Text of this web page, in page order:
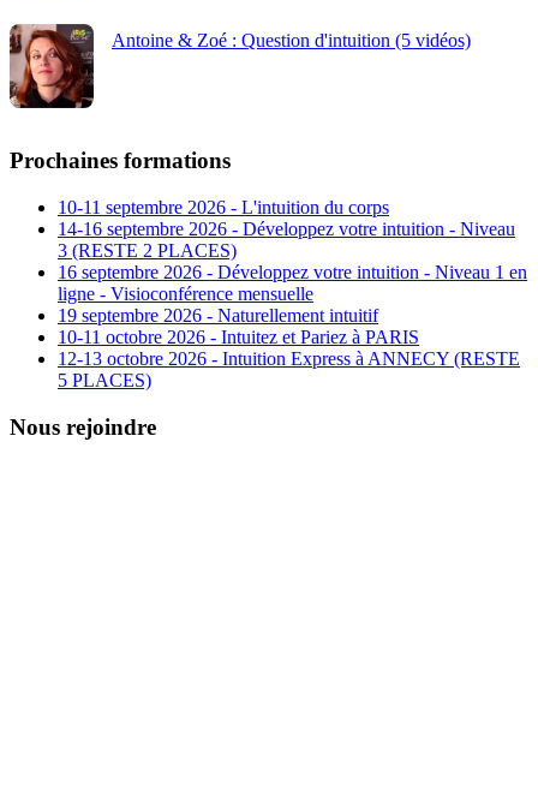
Antoine & Zoé : Question d'intuition (5 vidéos)
Prochaines formations
10-11 septembre 2026 - L'intuition du corps
14-16 septembre 2026 - Développez votre intuition - Niveau
3 (RESTE 2 PLACES)
16 septembre 2026 - Développez votre intuition - Niveau 1 en
ligne - Visioconférence mensuelle
19 septembre 2026 - Naturellement intuitif
10-11 octobre 2026 - Intuitez et Pariez à PARIS
12-13 octobre 2026 - Intuition Express à ANNECY (RESTE
5 PLACES)
Nous rejoindre